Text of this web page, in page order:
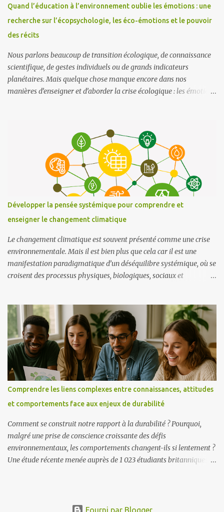
Quand l’éducation à l’environnement oublie les émotions : une
recherche sur l’écopsychologie, les éco-émotions et le pouvoir
des récits
Nous parlons beaucoup de transition écologique, de connaissance
scientifique, de gestes individuels ou de grands indicateurs
planétaires. Mais quelque chose manque encore dans nos
manières d’enseigner et d’aborder la crise écologique : les émotions
propose un cadre conceptuel particulièrement éclairant pour
repenser l’éducation à l’environnement : intégrer l’ écopsychologie ,
les éco-émotions et les récits au cœur des apprentissages Dit
autrement : on ne transforme pas les comportements
environnementaux par la seule accumulation de connaissances,
mais en mettant les émotions et les histoires au service d’une
identité écologique plus profonde . L’impasse d’une éducation
purement cognitive Depuis les années 1970, l’éducation à
l’environnement s’est largement construite sur des objectifs
cognitifs : comprendre les écosystèmes, analyser les crises, évaluer
les ...
Développer la pensée systémique pour comprendre et
enseigner le changement climatique
Le changement climatique est souvent présenté comme une crise
environnementale. Mais il est bien plus que cela car il est une
manifestation paradigmatique d’un déséquilibre systémique, où se
croisent des processus physiques, biologiques, sociaux et
option mais une nécessité. C’est à partir de ce constat qu’une
équipe de chercheurs espagnols – María A. Lorenzo-Rial,
Mercedes Varela-Losada, Uxío Pérez-Rodríguez (Université de
Vigo) et Pedro Vega-Marcote (Université de La Corogne) – a mené
une étude innovante publiée en 2025 dans l’ International Journal
of Sustainability in Higher Education . Leur objectif était double :
concevoir un outil permettant d’évaluer la pensée systémique
appliquée au climat, tester son efficacité auprès de futurs
enseignants du primaire. Pourquoi la pensée systémique est une
compétence clé La pensée systémique est d...
Comprendre les liens complexes entre connaissances, attitudes
et comportements face aux enjeux de durabilité
Comment se construit notre rapport à la durabilité ? Pourquoi,
malgré une prise de conscience croissante des défis
environnementaux, les comportements changent-ils si lentement ?
Une étude récente menée auprès de 1 023 étudiants britanniques et
réalité plus complexe qu’il n’y paraît : savoir ne suffit pas à agir .
Fourni par Blogger